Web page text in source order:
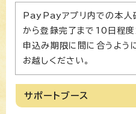
PayPayアプリ内での本
から登録完了まで10日程度
申込み期限に間に合うよう
お越しください。
サポートブース